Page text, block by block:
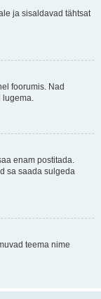
ja sisaldavad tähtsat
foorumis. Nad
lugema.
enam postitada.
sa saada sulgeda
teema nime